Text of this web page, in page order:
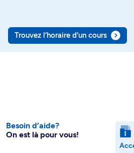
Trouvez l’horaire d’un cours
Besoin d’aide?
On est là pour vous!